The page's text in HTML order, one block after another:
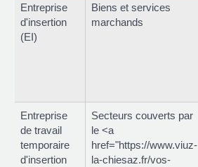
Entreprise
d'insertion
(EI)
Biens et services
marchands
Entreprise
de travail
temporaire
d'insertion
Secteurs couverts par
le <a
href="https://www.viuz-
la-chiesaz.fr/vos-